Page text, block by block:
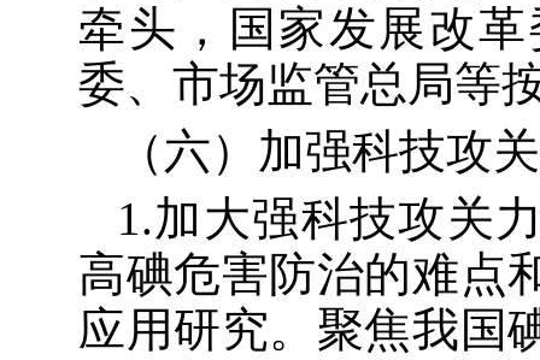
牵头 ，国家发展改
委、市场监管总局等
（六）加强科技攻
1.加大强科技攻关
高碘危害防治的难点
应用研究。聚焦我国